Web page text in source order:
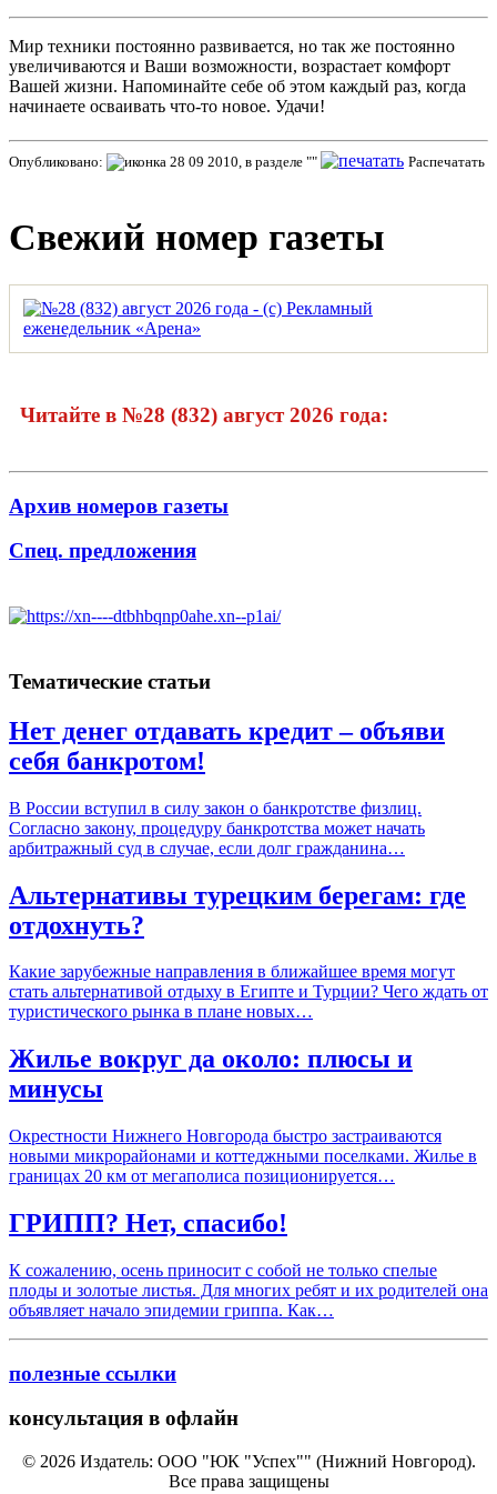
Мир техники постоянно развивается, но так же постоянно
увеличиваются и Ваши возможности, возрастает комфорт
Вашей жизни. Напоминайте себе об этом каждый раз, когда
начинаете осваивать что-то новое. Удачи!
Опубликовано: 28 09 2010, в разделе "" Распечатать
Свежий номер газеты
Читайте в №28 (832) август 2026 года:
Архив номеров газеты
Спец. предложения
Тематические статьи
Нет денег отдавать кредит – объяви
себя банкротом!
В России вступил в силу закон о банкротстве физлиц.
Согласно закону, процедуру банкротства может начать
арбитражный суд в случае, если долг гражданина…
Альтернативы турецким берегам: где
отдохнуть?
Какие зарубежные направления в ближайшее время могут
стать альтернативой отдыху в Египте и Турции? Чего ждать от
туристического рынка в плане новых…
Жилье вокруг да около: плюсы и
минусы
Окрестности Нижнего Новгорода быстро застраиваются
новыми микрорайонами и коттеджными поселками. Жилье в
границах 20 км от мегаполиса позиционируется…
ГРИПП? Нет, спасибо!
К сожалению, осень приносит с собой не только спелые
плоды и золотые листья. Для многих ребят и их родителей она
объявляет начало эпидемии гриппа. Как…
полезные ссылки
консультация в офлайн
© 2026 Издатель: ООО "ЮК "Успех"" (Нижний Новгород).
Все права защищены